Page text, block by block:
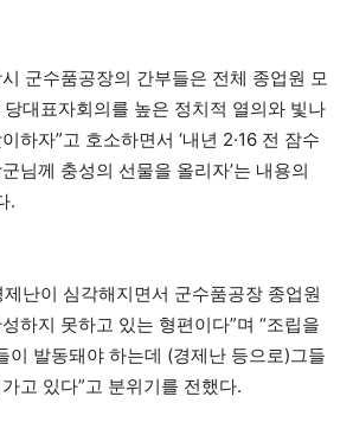
군수품공장의 간부들은 전체 종업원 모
당대표자회의를 높은 정치적 열의와 빛나
하자”고 호소하면서 ‘내년 2·16 전 잠수
님께 충성의 선물을 올리자’는 내용의
.
난이 심각해지면서 군수품공장 종업원
하지 못하고 있는 형편이다”며 “조립을
이 발동돼야 하는데 (경제난 등으로)그들
고 있다”고 분위기를 전했다.